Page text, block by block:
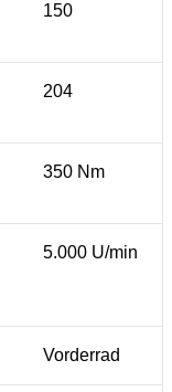
150
204
350 Nm
5.000 U/min
Vorderrad